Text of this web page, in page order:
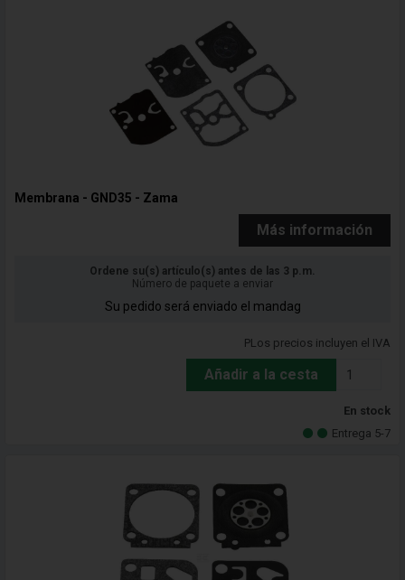
Membrana - GND35 - Zama
Más información
Ordene su(s) artículo(s) antes de las 3 p.m.
Número de paquete a enviar
Su pedido será enviado el mandag
PLos precios incluyen el IVA
Añadir a la cesta
En stock
Entrega 5-7